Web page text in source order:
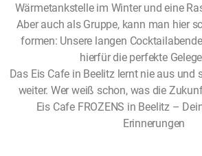
Wärmetankstelle im Winter und eine
Aber auch als Gruppe, kann man hier
formen: Unsere langen
hierfür die perfekte
Das Eis Cafe in Beelitz lernt nie aus und
weiter. Wer weiß schon, was die
Eis Cafe FROZENS in Beelitz –
Erinnerungen